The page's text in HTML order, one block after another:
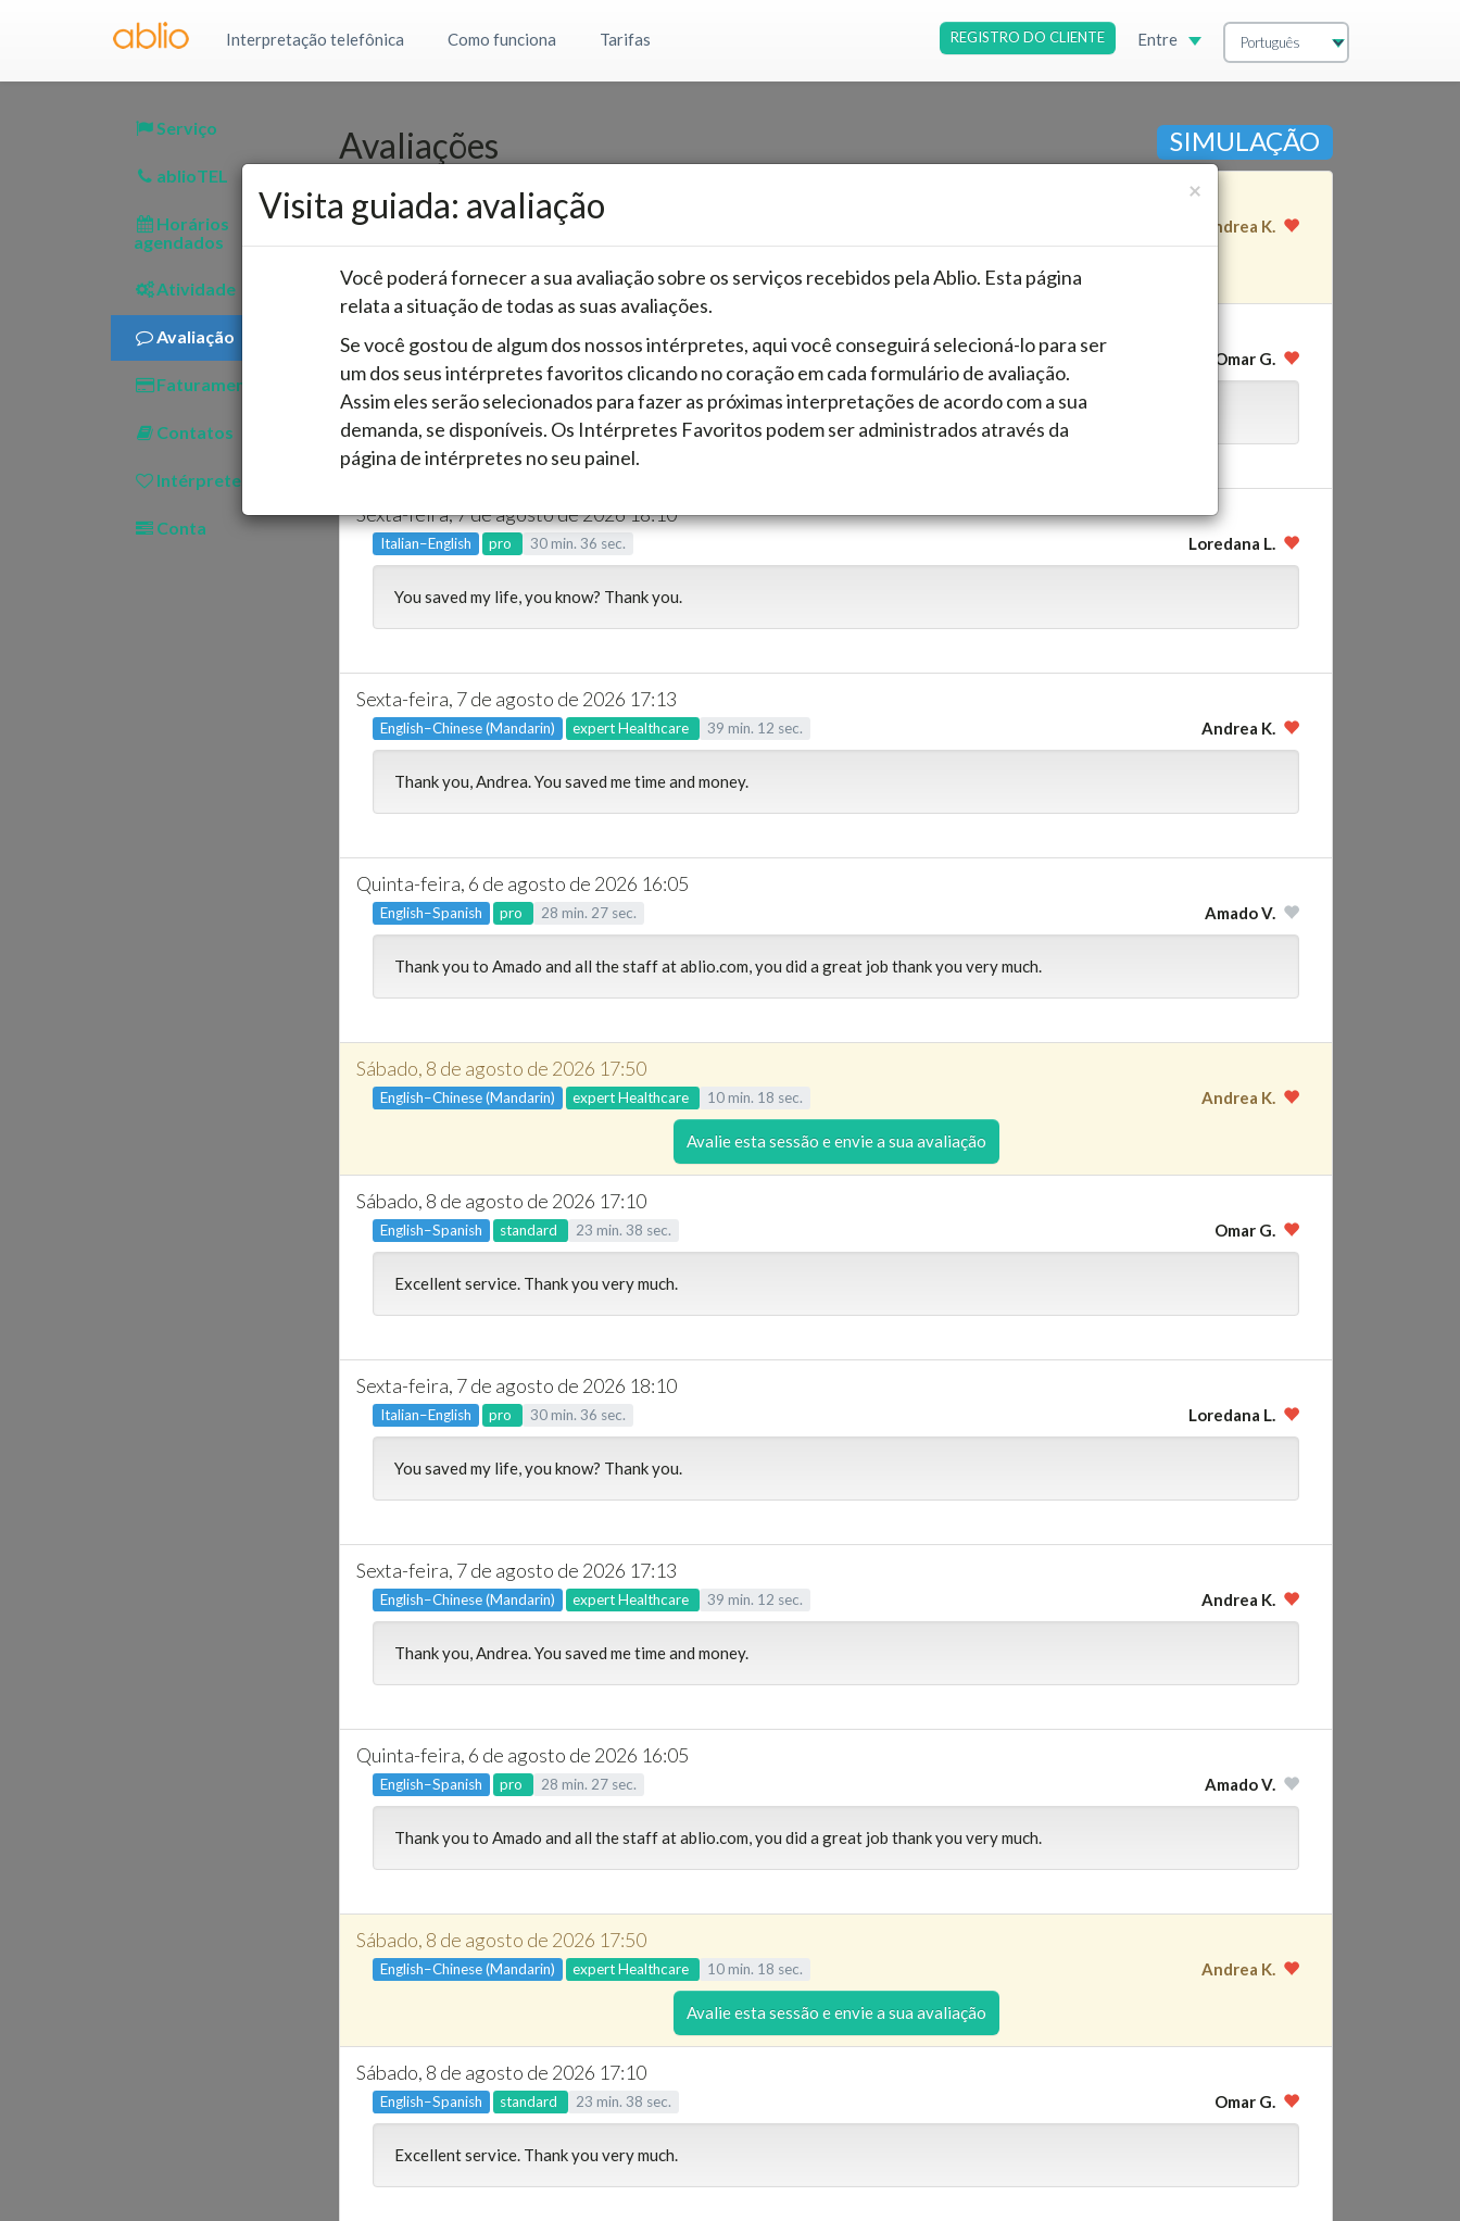
×
Visita guiada: avaliação
Você poderá fornecer a sua avaliação sobre os serviços recebidos pela Ablio. Esta página
relata a situação de todas as suas avaliações.
Se você gostou de algum dos nossos intérpretes, aqui você conseguirá selecioná-lo para ser
um dos seus intérpretes favoritos clicando no coração em cada formulário de avaliação.
Assim eles serão selecionados para fazer as próximas interpretações de acordo com a sua
demanda, se disponíveis. Os Intérpretes Favoritos podem ser administrados através da
página de intérpretes no seu painel.
Interpretação telefônica Como funciona Tarifas REGISTRO DO CLIENTE Entre
Serviço
ablioTEL
Horários
agendados
Atividade
Avaliação
Faturamento
Contatos
Intérpretes
Conta
SIMULAÇÃO
Avaliações
Sábado, 8 de agosto de 2026 17:50
Andrea K.
Avalie esta sessão e envie a sua avaliação
English–Spanish standard Omar G.
Excellent service. Thank you very much.
Sexta-feira, 7 de agosto de 2026 18:10
Italian–English pro 30 min. 36 sec. Loredana L.
You saved my life, you know? Thank you.
Sexta-feira, 7 de agosto de 2026 17:13
English–Chinese (Mandarin) expertHealthcare 39 min. 12 sec. Andrea K.
Thank you, Andrea. You saved me time and money.
Quinta-feira, 6 de agosto de 2026 16:05
English–Spanish pro 28 min. 27 sec. Amado V.
Thank you to Amado and all the staff at ablio.com, you did a great job thank you very much.
Sábado, 8 de agosto de 2026 17:50
English–Chinese (Mandarin) expertHealthcare 10 min. 18 sec. Andrea K.
Avalie esta sessão e envie a sua avaliação
Sábado, 8 de agosto de 2026 17:10
English–Spanish standard 23 min. 38 sec. Omar G.
Excellent service. Thank you very much.
Sexta-feira, 7 de agosto de 2026 18:10
Italian–English pro 30 min. 36 sec. Loredana L.
You saved my life, you know? Thank you.
Sexta-feira, 7 de agosto de 2026 17:13
English–Chinese (Mandarin) expertHealthcare 39 min. 12 sec. Andrea K.
Thank you, Andrea. You saved me time and money.
Quinta-feira, 6 de agosto de 2026 16:05
English–Spanish pro 28 min. 27 sec. Amado V.
Thank you to Amado and all the staff at ablio.com, you did a great job thank you very much.
Sábado, 8 de agosto de 2026 17:50
English–Chinese (Mandarin) expertHealthcare 10 min. 18 sec. Andrea K.
Avalie esta sessão e envie a sua avaliação
Sábado, 8 de agosto de 2026 17:10
English–Spanish standard 23 min. 38 sec. Omar G.
Excellent service. Thank you very much.